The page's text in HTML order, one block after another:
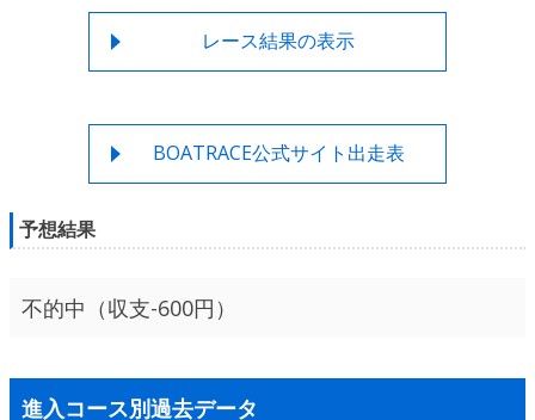
レース結果の表示
BOATRACE公式サイト出走表
予想結果
不的中（収支-600円）
進入コース別過去データ